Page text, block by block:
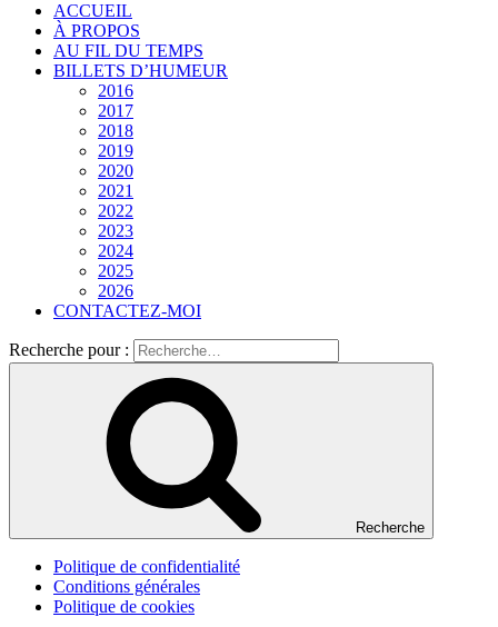
ACCUEIL
À PROPOS
AU FIL DU TEMPS
BILLETS D’HUMEUR
2016
2017
2018
2019
2020
2021
2022
2023
2024
2025
2026
CONTACTEZ-MOI
Recherche pour :
Recherche
Politique de confidentialité
Conditions générales
Politique de cookies